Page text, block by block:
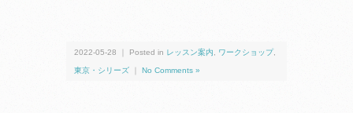
2022-05-28 ｜ Posted in レッスン案内 ワークショップ,
東京・シリーズ No Comments »